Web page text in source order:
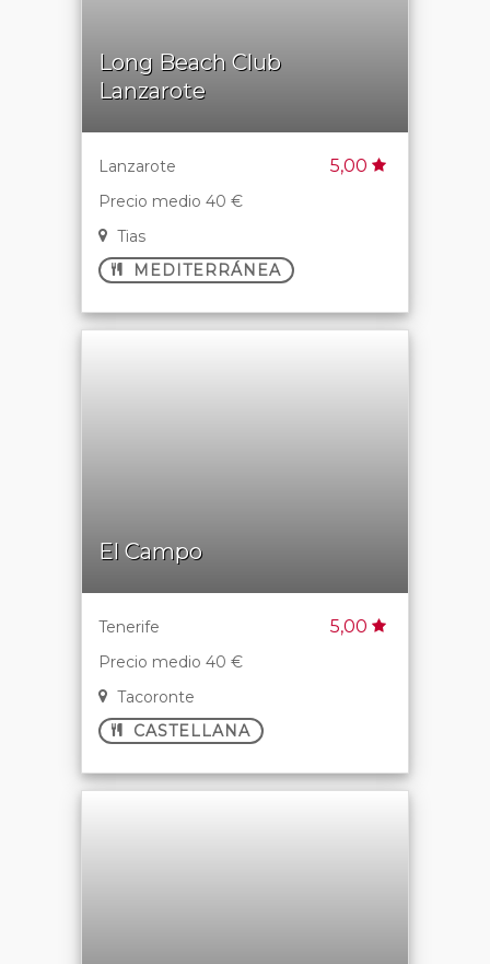
Long Beach Club
Lanzarote
Lanzarote 5,00
Precio medio 40 €
Tias
MEDITERRÁNEA
El Campo
Tenerife 5,00
Precio medio 40 €
Tacoronte
CASTELLANA